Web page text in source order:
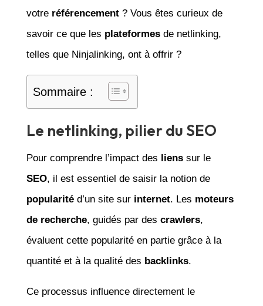
votre référencement? Vous êtes curieux de
savoir ce que les plateformesde netlinking,
telles que Ninjalinking, ont à offrir ?
Sommaire :
Le netlinking, pilier du SEO
Pour comprendre l’impact des lienssur le
SEO, il est essentiel de saisir la notion de
popularitéd’un site sur internet. Les moteurs
de recherche, guidés par des crawlers,
évaluent cette popularité en partie grâce à la
quantité et à la qualité des backlinks.
Ce processus influence directement le